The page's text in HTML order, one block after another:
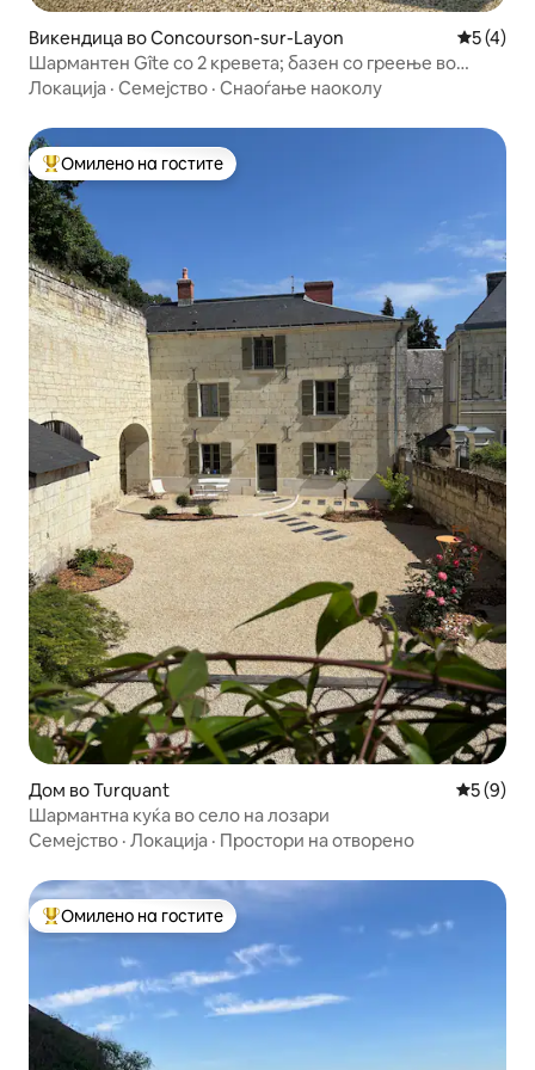
Викендица во Concourson-sur-Layon
5 (4)
Шармантен Gîte со 2 кревета; базен со греење во
приземјето
Локација · Семејство · Снаоѓање наоколу
Меѓу најуспешните „Омилени на гостите“
Омилено на гостите
Дом во Turquant
5 (9)
Шармантна куќа во село на лозари
Семејство · Локација · Простори на отворено
Меѓу најуспешните „Омилени на гостите“
Омилено на гостите